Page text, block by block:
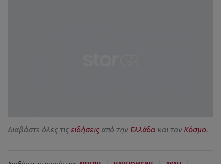
Διαβάστε όλες τις ειδήσεις από την Ελλάδα και τον Κόσμο.